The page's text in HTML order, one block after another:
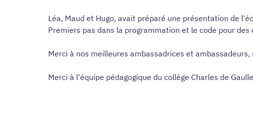
Léa, Maud et Hugo, avait préparé une présentation de
Premiers pas dans la programmation et le code pour
Merci à nos meilleures ambassadrices et
Merci à l'équipe pédagogique du collège Charles de